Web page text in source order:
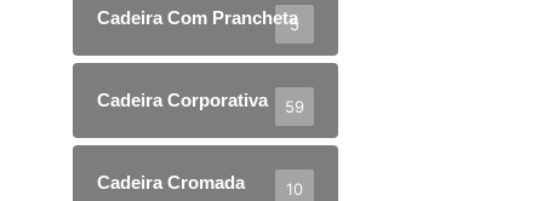
Cadeira Com Prancheta
5
Cadeira Corporativa 59
Cadeira Cromada 10